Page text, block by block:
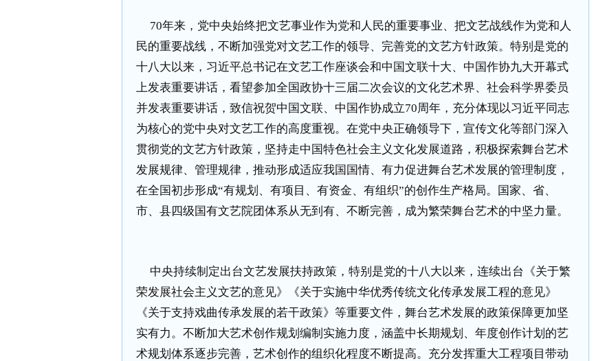
70年来，党中央始终把文艺事业作为党和人民的重要事业、把文艺战线作为党和人
民的重要战线，不断加强党对文艺工作的领导、完善党的文艺方针政策。特别是党的
十八大以来，习近平总书记在文艺工作座谈会和中国文联十大、中国作协九大开幕式
上发表重要讲话，看望参加全国政协十三届二次会议的文化艺术界、社会科学界委员
并发表重要讲话，致信祝贺中国文联、中国作协成立70周年，充分体现以习近平同志
为核心的党中央对文艺工作的高度重视。在党中央正确领导下，宣传文化等部门深入
贯彻党的文艺方针政策，坚持走中国特色社会主义文化发展道路，积极探索舞台艺术
发展规律、管理规律，推动形成适应我国国情、有力促进舞台艺术发展的管理制度，
在全国初步形成“有规划、有项目、有资金、有组织”的创作生产格局。国家、省、
市、县四级国有文艺院团体系从无到有、不断完善，成为繁荣舞台艺术的中坚力量。
中央持续制定出台文艺发展扶持政策，特别是党的十八大以来，连续出台《关于繁
荣发展社会主义文艺的意见》《关于实施中华优秀传统文化传承发展工程的意见》
《关于支持戏曲传承发展的若干政策》等重要文件，舞台艺术发展的政策保障更加坚
实有力。不断加大艺术创作规划编制实施力度，涵盖中长期规划、年度创作计划的艺
术规划体系逐步完善，艺术创作的组织化程度不断提高。充分发挥重大工程项目带动